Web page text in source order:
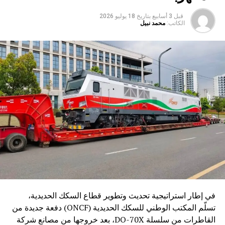
قبل 3 أسابيع بتاريخ 18 يوليو 2026
الكاتب: محمد نبيل
في إطار استراتيجية تحديث وتطوير قطاع السكك الحديدية،
تسلّم المكتب الوطني للسكك الحديدية (ONCF) دفعة جديدة من
القاطرات من سلسلة DO-70X، بعد خروجها من مصانع شركة